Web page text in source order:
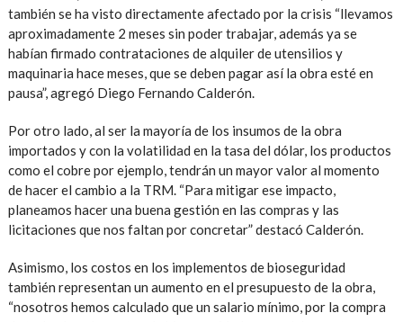
también se ha visto directamente afectado por la crisis “llevamos
aproximadamente 2 meses sin poder trabajar, además ya se
habían firmado contrataciones de alquiler de utensilios y
maquinaria hace meses, que se deben pagar así la obra esté en
pausa”, agregó Diego Fernando Calderón.
Por otro lado, al ser la mayoría de los insumos de la obra
importados y con la volatilidad en la tasa del dólar, los productos
como el cobre por ejemplo, tendrán un mayor valor al momento
de hacer el cambio a la TRM. “Para mitigar ese impacto,
planeamos hacer una buena gestión en las compras y las
licitaciones que nos faltan por concretar” destacó Calderón.
Asimismo, los costos en los implementos de bioseguridad
también representan un aumento en el presupuesto de la obra,
“nosotros hemos calculado que un salario mínimo, por la compra